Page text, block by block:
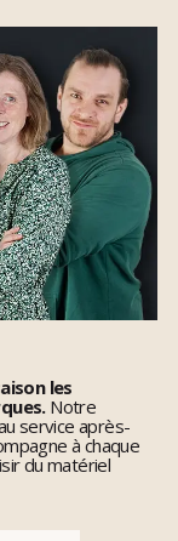
les
Notre
service après-
à chaque
du matériel